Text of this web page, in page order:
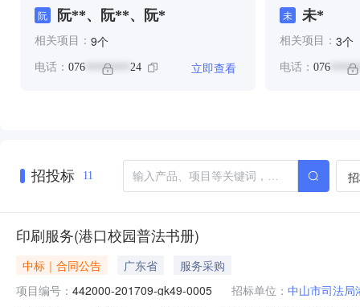
阮 阮**、阮**、阮*
相关项目： 9个
电话： 076 ******** 24 立即查看
未 未*
相关项目： 3个
电话： 076
招投标 11
印刷服务(港口校园普法书册)
中标｜合同公告 广东省
服务采购
项目编号： 442000-201709-gk49-0005 招标单位： 中山市司法局